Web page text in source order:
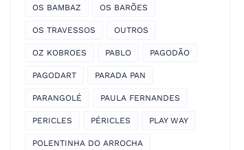
OS BAMBAZ OS BARÕES
OS TRAVESSOS OUTROS
OZ KOBROES PABLO PAGODÃO
PAGODART PARADA PAN
PARANGOLÉ PAULA FERNANDES
PERICLES PÉRICLES PLAY WAY
POLENTINHA DO ARROCHA